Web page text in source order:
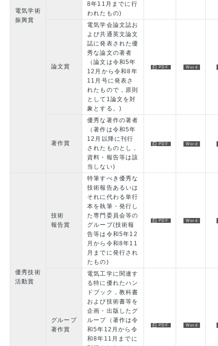
電気学術
振興賞
8年11月までに行
われたもの)
論文賞
電気学会論文誌お
よび共通英文論文
誌に発表された優
秀な論文の著者
（論文は令和5年
12月から令和8年
11月号に発表さ
れたもので，原則
として1論文を対
象とする。)
著作賞
優秀な著作の著者
（著作は令和5年
12月以降に刊行
されたものとし，
資料・報告等は該
当しない)
優秀技術
活動賞
技術
報告賞
特筆すべき優秀な
技術報告あるいは
それに代わる単行
本を執筆・発行し
た専門委員会等の
グループ(技術報
告等は令和5年12
月から令和8年11
月までに発行され
たもの)
グループ
著作賞
電気工学に関連す
る特に優れたハン
ドブック，教科書
および技術書等を
企画・出版したグ
ループ（著作は令
和5年12月から令
和8年11月までに